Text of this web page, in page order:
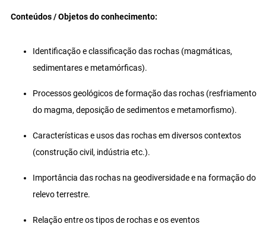
Conteúdos / Objetos do conhecimento:
Identificação e classificação das rochas (magmáticas,
sedimentares e metamórficas).
Processos geológicos de formação das rochas (resfriamento
do magma, deposição de sedimentos e metamorfismo).
Características e usos das rochas em diversos contextos
(construção civil, indústria etc.).
Importância das rochas na geodiversidade e na formação do
relevo terrestre.
Relação entre os tipos de rochas e os eventos